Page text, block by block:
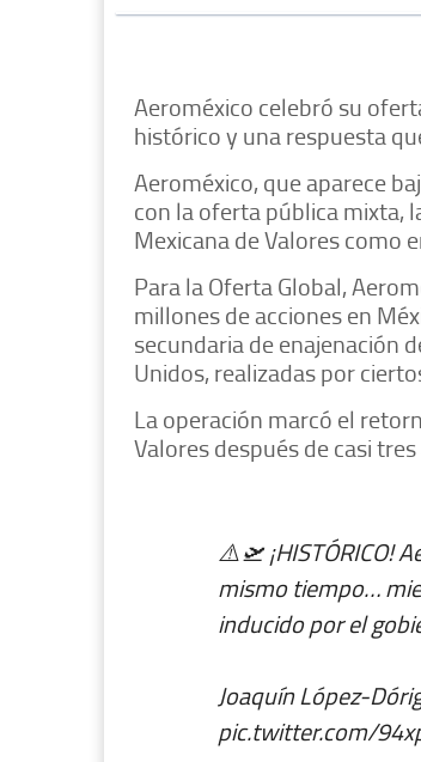
Aeroméxico celebró su
histórico y una respuesta
Aeroméxico, que aparece
con la oferta pública mixta,
Mexicana de Valores como
Para la Oferta Global,
millones de acciones en
secundaria de enajenación
Unidos, realizadas por
La operación marcó el
Valores después de casi
⚠️🛫 ¡HISTÓRICO!
mismo tiempo…
inducido por el
Joaquín López-
pic.twitter.com/